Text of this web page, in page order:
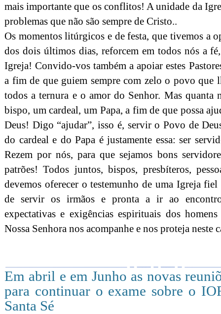
mais importante que os conflitos! A unidade da
problemas que não são sempre de Cristo..
Os momentos litúrgicos e de festa, que tivemos a
dos dois últimos dias, reforcem em todos nós a
Igreja! Convido-vos também a apoiar estes
a fim de que guiem sempre com zelo o povo que
todos a ternura e o amor do Senhor. Mas quanta
bispo, um cardeal, um Papa, a fim de que possa
Deus! Digo “ajudar”, isso é, servir o Povo de
do cardeal e do Papa é justamente essa: ser
Rezem por nós, para que sejamos bons
patrões! Todos juntos, bispos, presbíteros,
devemos oferecer o testemunho de uma Igreja
de servir os irmãos e pronta a ir ao
expectativas e exigências espirituais dos
Nossa Senhora nos acompanhe e nos proteja neste
Em abril e em Junho as novas
para continuar o exame sobre o
Santa Sé